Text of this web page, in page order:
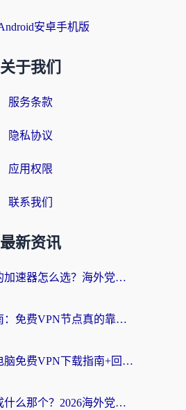
安卓手机版
关于我们
服务条款
隐私协议
应用权限
联系我们
最新资讯
国外翻回国内的加速器怎么选？海外党亲测实用指南，告别地域限制
海外党避坑指南：免费VPN节点真的靠谱吗？教你选对回国加速器无缝访问国内资源
海外党必看：电脑免费VPN下载指南+回国加速器选择全攻略，告别地区限制
归雁加速器改成什么那个？2026海外党回国加速全攻略：告别地区限制，轻松刷剧玩游戏